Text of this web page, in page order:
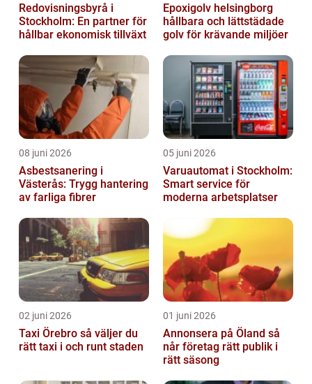
Redovisningsbyrå i
Stockholm: En partner för
hållbar ekonomisk tillväxt
Epoxigolv helsingborg
hållbara och lättstädade
golv för krävande miljöer
08 juni 2026
Asbestsanering i
Västerås: Trygg hantering
av farliga fibrer
05 juni 2026
Varuautomat i Stockholm:
Smart service för
moderna arbetsplatser
02 juni 2026
Taxi Örebro så väljer du
rätt taxi i och runt staden
01 juni 2026
Annonsera på Öland så
når företag rätt publik i
rätt säsong